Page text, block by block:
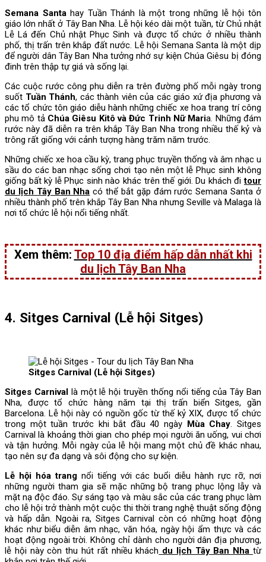
Semana Santahay Tuần Thánh là một trong những lễ hội tôn
giáo lớn nhất ở Tây Ban Nha. Lễ hội kéo dài một tuần, từ Chủ nhật
Lễ Lá đến Chủ nhật Phục Sinh và được tổ chức ở nhiều thành
phố, thị trấn trên khắp đất nước. Lễ hội Semana Santa là một dịp
để người dân Tây Ban Nha tưởng nhớ sự kiện Chúa Giêsu bị đóng
đinh trên thập tự giá và sống lại.
Các cuộc rước công phu diễn ra trên đường phố mỗi ngày trong
suốt Tuần Thánh, các thành viên của các giáo xứ địa phương và
các tổ chức tôn giáo diễu hành những chiếc xe hoa trang trí công
phu mô tả Chúa Giêsu Kitô và Đức Trinh Nữ Maria. Những đám
rước này đã diễn ra trên khắp Tây Ban Nha trong nhiều thế kỷ và
trông rất giống với cảnh tượng hàng trăm năm trước.
Những chiếc xe hoa cầu kỳ, trang phục truyền thống và âm nhạc u
sầu do các ban nhạc sống chơi tạo nên một lễ Phục sinh không
giống bất kỳ lễ Phục sinh nào khác trên thế giới. Du khách đitour
du lịch Tây Ban Nha có thể bắt gặp đám rước Semana Santa ở
nhiều thành phố trên khắp Tây Ban Nha nhưng Seville và Malaga là
nơi tổ chức lễ hội nổi tiếng nhất.
Xem thêm: Top 10 địa điểm hấp dẫn nhất khi
du lịch Tây Ban Nha
4. Sitges Carnival (Lễ hội Sitges)
Sitges Carnival (Lễ hội Sitges)
Sitges Carnivallà một lễ hội truyền thống nổi tiếng của Tây Ban
Nha, được tổ chức hàng năm tại thị trấn biển Sitges, gần
Barcelona. Lễ hội này có nguồn gốc từ thế kỷ XIX, được tổ chức
trong một tuần trước khi bắt đầu 40 ngày Mùa Chay. Sitges
Carnival là khoảng thời gian cho phép mọi người ăn uống, vui chơi
và tận hưởng. Mỗi ngày của lễ hội mang một chủ đề khác nhau,
tạo nên sự đa dạng và sôi động cho sự kiện.
Lễ hội hóa trangnổi tiếng với các buổi diễu hành rực rỡ, nơi
những người tham gia sẽ mặc những bộ trang phục lộng lẫy và
mặt nạ độc đáo. Sự sáng tạo và màu sắc của các trang phục làm
cho lễ hội trở thành một cuộc thi thời trang nghệ thuật sống động
và hấp dẫn. Ngoài ra, Sitges Carnival còn có những hoạt động
khác như biểu diễn âm nhạc, văn hóa, ngày hội ẩm thực và các
hoạt động ngoài trời. Không chỉ dành cho người dân địa phương,
lễ hội này còn thu hút rất nhiều khách du lịch Tây Ban Nhatừ